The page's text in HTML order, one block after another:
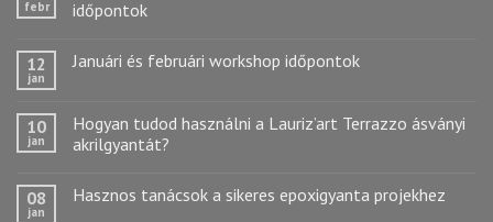
febr
időpontok
12
jan
Januári és februári workshop időpontok
10
jan
Hogyan tudod használni a Lauriz’art Terrazzo ásványi
akrilgyantát?
08
jan
Hasznos tanácsok a sikeres epoxigyanta projekhez